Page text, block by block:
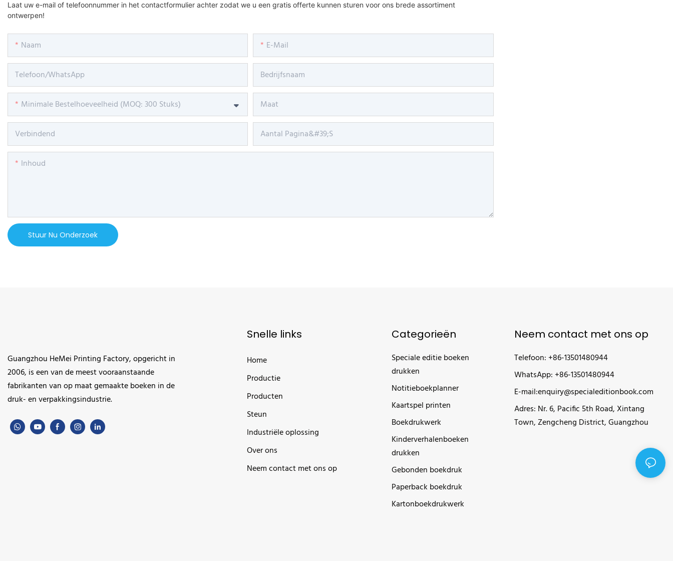
Laat uw e-mail of telefoonnummer in het contactformulier achter zodat we u een gratis offerte kunnen sturen voor ons brede assortiment
ontwerpen!
Naam E-Mail
Telefoon/WhatsApp Bedrijfsnaam
Minimale Bestelhoeveelheid (MOQ: 300 Stuks) Maat
Verbindend Aantal Pagina&#39;s
Inhoud
Stuur Nu Onderzoek
Guangzhou HeMei Printing Factory, opgericht in
2006, is een van de meest vooraanstaande
fabrikanten van op maat gemaakte boeken in de
druk- en verpakkingsindustrie.
Snelle links
Home
Productie
Producten
Steun
Industriële oplossing
Over ons
Neem contact met ons op
Categorieën
Speciale editie boeken
drukken
Notitieboekplanner
Kaartspel printen
Boekdrukwerk
Kinderverhalenboeken
drukken
Gebonden boekdruk
Paperback boekdruk
Kartonboekdrukwerk
Neem contact met ons op
Telefoon: +86-13501480944
WhatsApp: +86-13501480944
E-mail:enquiry@specialeditionbook.com
Adres: Nr. 6, Pacific 5th Road, Xintang
Town, Zengcheng District, Guangzhou